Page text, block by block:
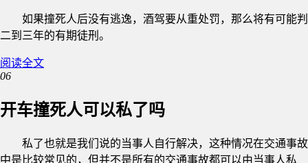
如果撞死人后没有逃逸，酒驾要从重处罚，那么将有可能判
二到三年的有期徒刑。
阅读全文
06
开车撞死人可以私了吗
私了也就是我们说的当事人自行解决，这种情况在交通事故
中是比较常见的，但并不是所有的交通事故都可以由当事人私